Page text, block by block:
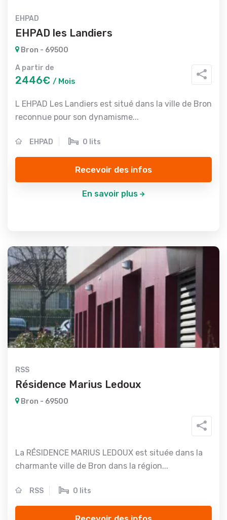
EHPAD
EHPAD les Landiers
Bron - 69500
A partir de
2446€ / Mois
L EHPAD Les Landiers est situé dans la ville de Bron
reconnue pour son dynamisme...
EHPAD 0 lits
Recevoir des infos
En savoir plus
RSS
Résidence Marius Ledoux
Bron - 69500
La RÉSIDENCE MARIUS LEDOUX est située dans la
charmante ville de Bron dans la région...
RSS 0 lits